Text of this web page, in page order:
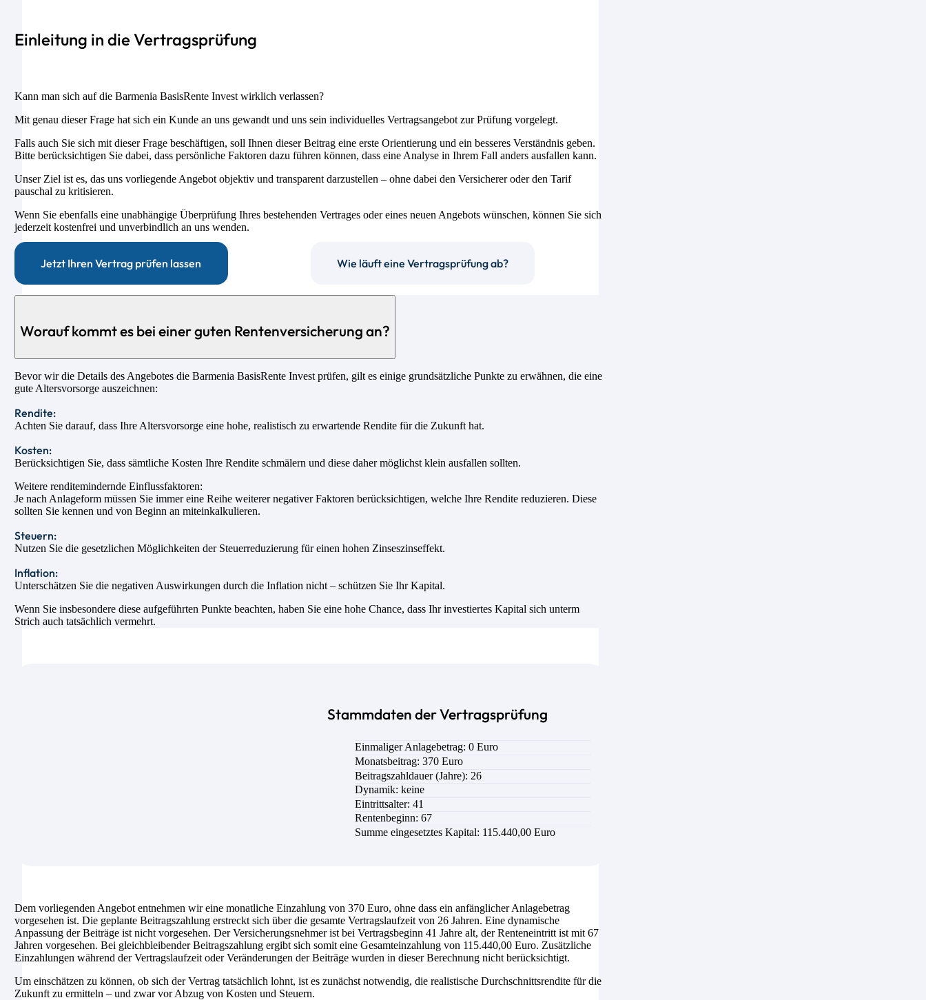
Einleitung in die Vertragsprüfung
Kann man sich auf die Barmenia BasisRente Invest wirklich verlassen?
Mit genau dieser Frage hat sich ein Kunde an uns gewandt und uns sein individuelles Vertragsangebot zur Prüfung vorgelegt.
Falls auch Sie sich mit dieser Frage beschäftigen, soll Ihnen dieser Beitrag eine erste Orientierung und ein besseres Verständnis geben.
Bitte berücksichtigen Sie dabei, dass persönliche Faktoren dazu führen können, dass eine Analyse in Ihrem Fall anders ausfallen kann.
Unser Ziel ist es, das uns vorliegende Angebot objektiv und transparent darzustellen – ohne dabei den Versicherer oder den Tarif
pauschal zu kritisieren.
Wenn Sie ebenfalls eine unabhängige Überprüfung Ihres bestehenden Vertrages oder eines neuen Angebots wünschen, können Sie sich
jederzeit kostenfrei und unverbindlich an uns wenden.
Jetzt Ihren Vertrag prüfen lassen Wie läuft eine Vertragsprüfung ab?
Worauf kommt es bei einer guten Rentenversicherung an?
Bevor wir die Details des Angebotes die Barmenia BasisRente Invest prüfen, gilt es einige grundsätzliche Punkte zu erwähnen, die eine
gute Altersvorsorge auszeichnen:
Rendite:
Achten Sie darauf, dass Ihre Altersvorsorge eine hohe, realistisch zu erwartende Rendite für die Zukunft hat.
Kosten:
Berücksichtigen Sie, dass sämtliche Kosten Ihre Rendite schmälern und diese daher möglichst klein ausfallen sollten.
Weitere renditemindernde Einflussfaktoren:
Je nach Anlageform müssen Sie immer eine Reihe weiterer negativer Faktoren berücksichtigen, welche Ihre Rendite reduzieren. Diese
sollten Sie kennen und von Beginn an miteinkalkulieren.
Steuern:
Nutzen Sie die gesetzlichen Möglichkeiten der Steuerreduzierung für einen hohen Zinseszinseffekt.
Inflation:
Unterschätzen Sie die negativen Auswirkungen durch die Inflation nicht – schützen Sie Ihr Kapital.
Wenn Sie insbesondere diese aufgeführten Punkte beachten, haben Sie eine hohe Chance, dass Ihr investiertes Kapital sich unterm
Strich auch tatsächlich vermehrt.
Stammdaten der Vertragsprüfung
Einmaliger Anlagebetrag: 0 Euro
Monatsbeitrag: 370 Euro
Beitragszahldauer (Jahre): 26
Dynamik: keine
Eintrittsalter: 41
Rentenbeginn: 67
Summe eingesetztes Kapital: 115.440,00 Euro
Dem vorliegenden Angebot entnehmen wir eine monatliche Einzahlung von 370 Euro, ohne dass ein anfänglicher Anlagebetrag
vorgesehen ist. Die geplante Beitragszahlung erstreckt sich über die gesamte Vertragslaufzeit von 26 Jahren. Eine dynamische
Anpassung der Beiträge ist nicht vorgesehen. Der Versicherungsnehmer ist bei Vertragsbeginn 41 Jahre alt, der Renteneintritt ist mit 67
Jahren vorgesehen. Bei gleichbleibender Beitragszahlung ergibt sich somit eine Gesamteinzahlung von 115.440,00 Euro. Zusätzliche
Einzahlungen während der Vertragslaufzeit oder Veränderungen der Beiträge wurden in dieser Berechnung nicht berücksichtigt.
Um einschätzen zu können, ob sich der Vertrag tatsächlich lohnt, ist es zunächst notwendig, die realistische Durchschnittsrendite für die
Zukunft zu ermitteln – und zwar vor Abzug von Kosten und Steuern.